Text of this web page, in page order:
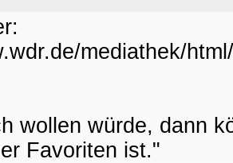
mediathek/
wollen würde, dann
Favoriten ist."